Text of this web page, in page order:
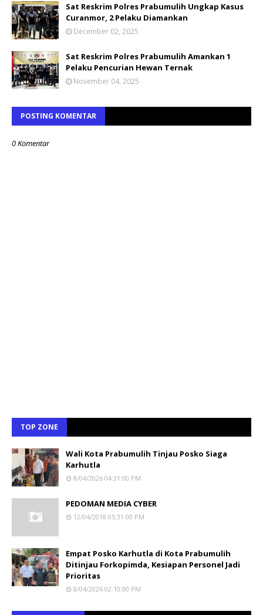
Sat Reskrim Polres Prabumulih Ungkap Kasus
Curanmor, 2 Pelaku Diamankan
December 02, 2025
Sat Reskrim Polres Prabumulih Amankan 1
Pelaku Pencurian Hewan Ternak
November 04, 2025
POSTING KOMENTAR
0 Komentar
TOP ZONE
Wali Kota Prabumulih Tinjau Posko Siaga
Karhutla
8/04/2026 04:31:00 PM
PEDOMAN MEDIA CYBER
12/04/2018 05:31:00 PM
Empat Posko Karhutla di Kota Prabumulih
Ditinjau Forkopimda, Kesiapan Personel Jadi
Prioritas
8/04/2026 02:10:00 PM